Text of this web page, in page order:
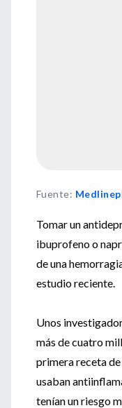
Fuente:
Tomar un
ibuprofeno o
de una
estudio reciente.
Unos
más de cuatro
primera receta
usaban
tenían un riesgo